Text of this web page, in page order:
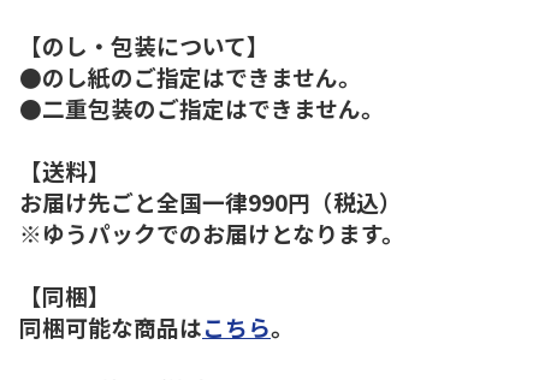
【のし・包装について】
●のし紙のご指定はできません。
●二重包装のご指定はできません。
【送料】
お届け先ごと全国一律990円（税込）
※ゆうパックでのお届けとなります。
【同梱】
同梱可能な商品はこちら。